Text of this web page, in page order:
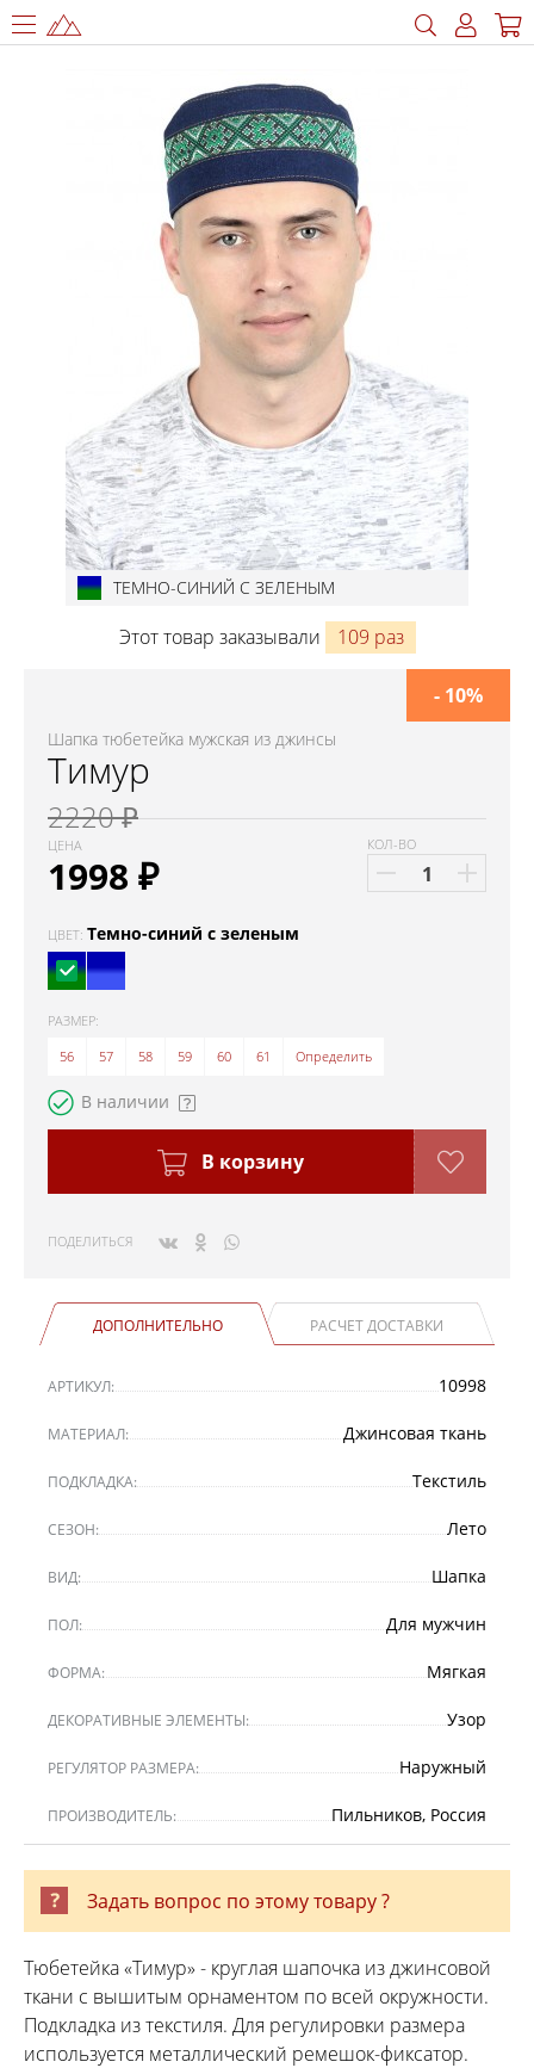
ТЕМНО-СИНИЙ С ЗЕЛЕНЫМ
Этот товар заказывали 109 раз
Шапка тюбетейка мужская из джинсы
Тимур
2220 ₽
ЦЕНА
1998 ₽
- 10%
КОЛ-ВО
ЦВЕТ: Темно-синий с зеленым
РАЗМЕР:
56
57 58 59 60 61 Определить
В наличии
В корзину
ПОДЕЛИТЬСЯ
ДОПОЛНИТЕЛЬНО РАСЧЕТ ДОСТАВКИ
АРТИКУЛ: 10998
МАТЕРИАЛ: Джинсовая ткань
ПОДКЛАДКА: Текстиль
СЕЗОН: Лето
ВИД: Шапка
ПОЛ: Для мужчин
ФОРМА: Мягкая
ДЕКОРАТИВНЫЕ ЭЛЕМЕНТЫ: Узор
РЕГУЛЯТОР РАЗМЕРА: Наружный
ПРОИЗВОДИТЕЛЬ: Пильников, Россия
Задать вопрос по этому товару ?
Тюбетейка «Тимур» - круглая шапочка из джинсовой
ткани с вышитым орнаментом по всей окружности.
Подкладка из текстиля. Для регулировки размера
используется металлический ремешок-фиксатор.